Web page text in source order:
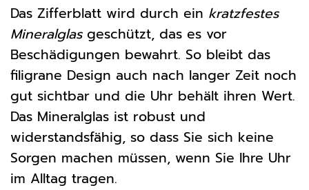
Das Zifferblatt wird durch ein kratzfestes
Mineralglasgeschützt, das es vor
Beschädigungen bewahrt. So bleibt das
filigrane Design auch nach langer Zeit noch
gut sichtbar und die Uhr behält ihren Wert.
Das Mineralglas ist robust und
widerstandsfähig, so dass Sie sich keine
Sorgen machen müssen, wenn Sie Ihre Uhr
im Alltag tragen.